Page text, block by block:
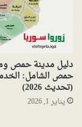
دليل مدينة حمص
حمص الشامل:
(تحديث 2026)
يناير 1, 2026